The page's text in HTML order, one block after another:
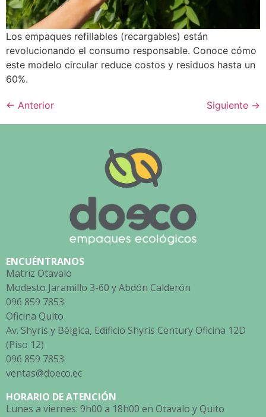
Los empaques refillables (recargables) están
revolucionando el consumo responsable. Conoce cómo
este modelo circular reduce costos y residuos hasta un
60%.
← Anterior Siguiente →
ENCUÉNTRANOS
Matriz Otavalo
Modesto Jaramillo 3-60 y Abdón Calderón
096 859 7853
Oficina Quito
Av. Shyris y Bélgica, Edificio Shyris Century Oficina 12D
(Piso 12)
096 859 7853
ventas@doeco.ec
HORARIO DE ATENCIÓN
Lunes a viernes: 9h00 a 18h00 en Otavalo y Quito